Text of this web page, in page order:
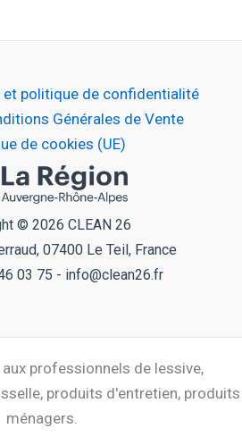
politique de confidentialité
Générales de Vente
de cookies (UE)
© 2026 CLEAN 26
07400 Le Teil, France
03 75 - info@clean26.fr
professionnels de lessive,
produits d'entretien, produits
ménagers.